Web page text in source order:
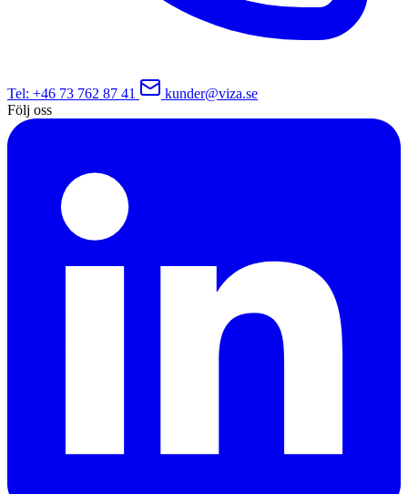
Tel: +46 73 762 87 41
kunder@viza.se
Följ oss